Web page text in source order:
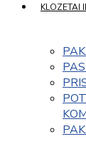
KLOZETAI